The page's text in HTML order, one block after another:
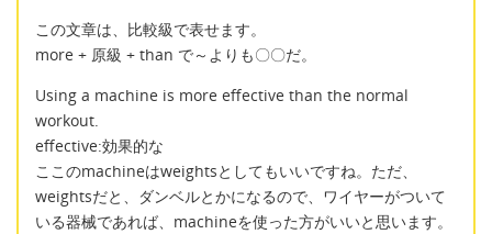
この文章は、比較級で表せます。
more + 原級 + than で～よりも〇〇だ。
Using a machine is more effective than the normal
workout.
effective:効果的な
ここのmachineはweightsとしてもいいですね。ただ、
weightsだと、ダンベルとかになるので、ワイヤーがついて
いる器械であれば、machineを使った方がいいと思います。